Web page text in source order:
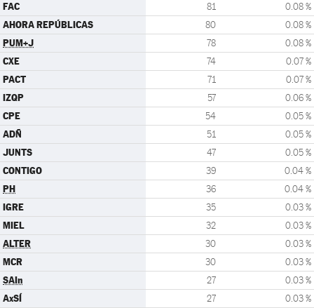
FAC 81 0.08 %
AHORA REPÚBLICAS 80 0.08 %
PUM+J 78 0.08 %
CXE 74 0.07 %
PACT 71 0.07 %
IZQP 57 0.06 %
CPE 54 0.05 %
ADÑ 51 0.05 %
JUNTS 47 0.05 %
CONTIGO 39 0.04 %
PH 36 0.04 %
IGRE 35 0.03 %
MIEL 32 0.03 %
ALTER 30 0.03 %
MCR 30 0.03 %
SAIn 27 0.03 %
AxSÍ 27 0.03 %